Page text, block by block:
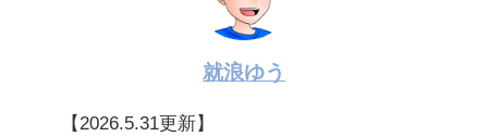
就浪ゆう
【2026.5.31更新】